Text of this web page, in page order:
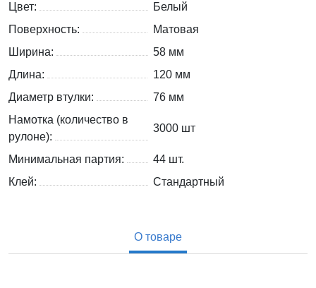
Цвет:
Белый
Поверхность:
Матовая
Ширина:
58 мм
Длина:
120 мм
Диаметр втулки:
76 мм
Намотка (количество в
рулоне):
3000 шт
Минимальная партия:
44 шт.
Клей:
Стандартный
О товаре